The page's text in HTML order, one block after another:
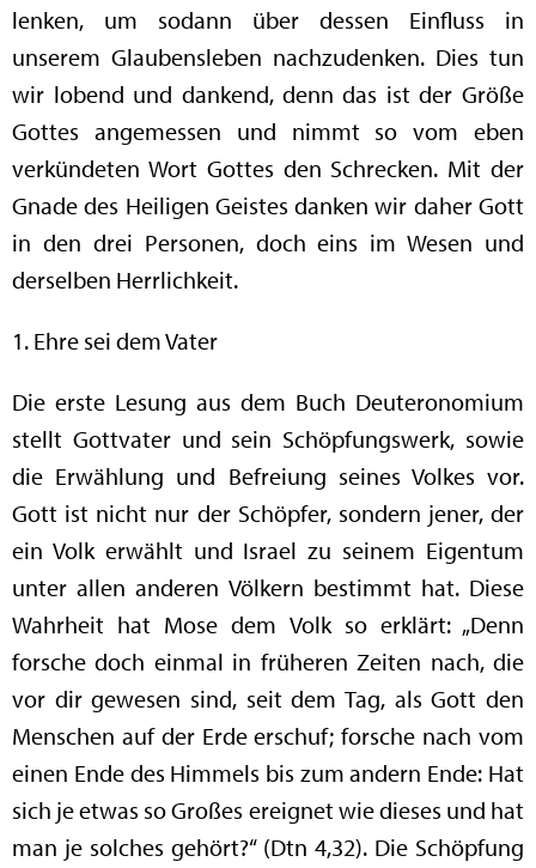
lenken, um sodann über dessen Einfluss in
unserem Glaubensleben nachzudenken. Dies tun
wir lobend und dankend, denn das ist der Größe
Gottes angemessen und nimmt so vom eben
verkündeten Wort Gottes den Schrecken. Mit der
Gnade des Heiligen Geistes danken wir daher Gott
in den drei Personen, doch eins im Wesen und
derselben Herrlichkeit.
1. Ehre sei dem Vater
Die erste Lesung aus dem Buch Deuteronomium
stellt Gottvater und sein Schöpfungswerk, sowie
die Erwählung und Befreiung seines Volkes vor.
Gott ist nicht nur der Schöpfer, sondern jener, der
ein Volk erwählt und Israel zu seinem Eigentum
unter allen anderen Völkern bestimmt hat. Diese
Wahrheit hat Mose dem Volk so erklärt: „Denn
forsche doch einmal in früheren Zeiten nach, die
vor dir gewesen sind, seit dem Tag, als Gott den
Menschen auf der Erde erschuf; forsche nach vom
einen Ende des Himmels bis zum andern Ende: Hat
sich je etwas so Großes ereignet wie dieses und hat
man je solches gehört?“ (Dtn 4,32). Die Schöpfung